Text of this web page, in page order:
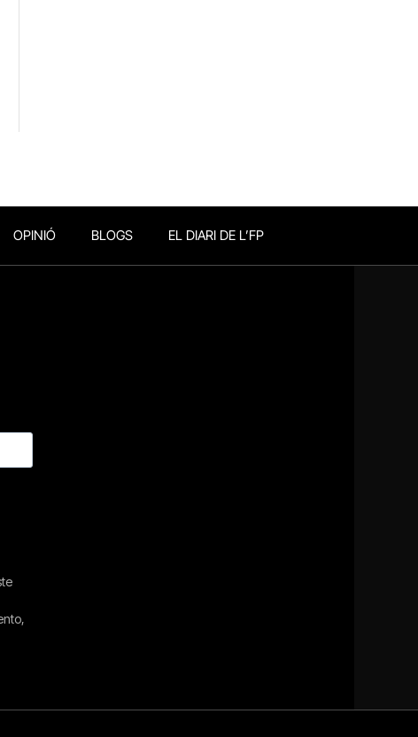
OPINIÓ BLOGS EL DIARI DE L’FP